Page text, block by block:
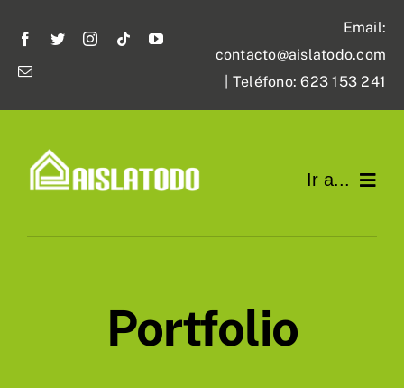
contenido
Email:
contacto@aislatodo.com
| Teléfono: 623 153 241
Ir a...
AislaTodo
ImpermeabilizaciónPortfolio